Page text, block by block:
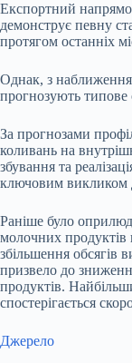
Експортний
демонструє певну
протягом останніх
Однак, з
прогнозують типове
За прогнозами
коливань на
збування та
ключовим викликом
Раніше було
молочних продуктів
збільшення обсягів
призвело до
продуктів.
спостерігається
Джерело